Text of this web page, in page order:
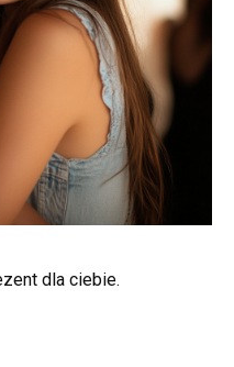
dla ciebie.